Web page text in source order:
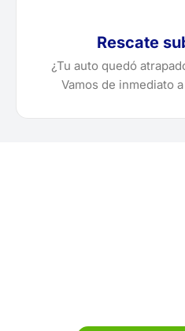
Rescate
¿Tu auto quedó
Vamos de inmediato